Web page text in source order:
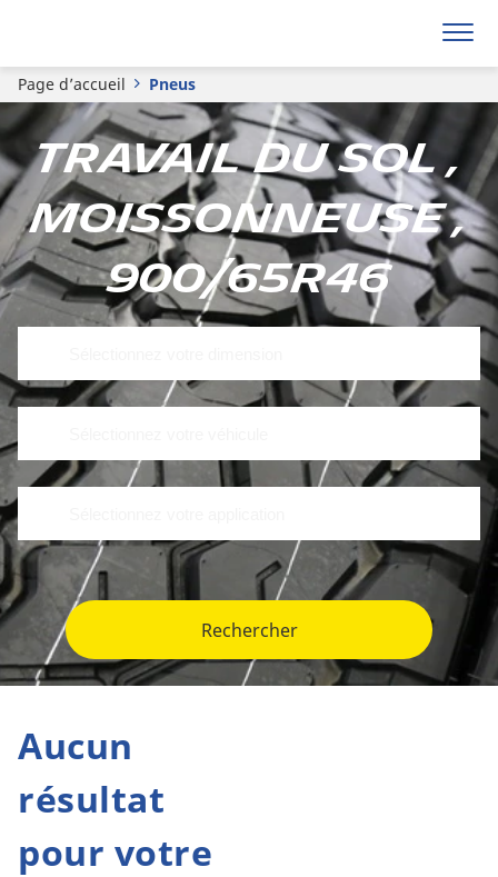
Page d’accueil Pneus
Travail du sol ,
Moissonneuse ,
900/65R46
Rechercher
Aucun
résultat
pour votre